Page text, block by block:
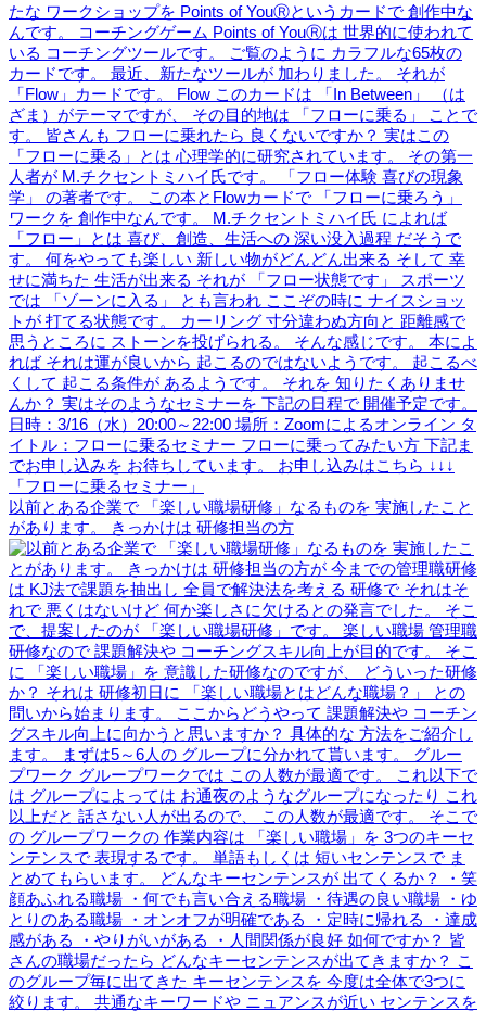
以前とある企業で 「楽しい職場研修」なるものを 実施したこと
があります。 きっかけは 研修担当の方